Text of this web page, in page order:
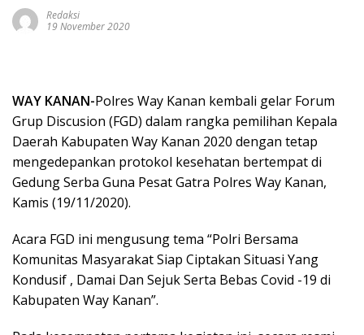
Redaksi
19 November 2020
WAY KANAN-Polres Way Kanan kembali gelar Forum
Grup Discusion (FGD) dalam rangka pemilihan Kepala
Daerah Kabupaten Way Kanan 2020 dengan tetap
mengedepankan protokol kesehatan bertempat di
Gedung Serba Guna Pesat Gatra Polres Way Kanan,
Kamis (19/11/2020).
Acara FGD ini mengusung tema “Polri Bersama
Komunitas Masyarakat Siap Ciptakan Situasi Yang
Kondusif , Damai Dan Sejuk Serta Bebas Covid -19 di
Kabupaten Way Kanan”.